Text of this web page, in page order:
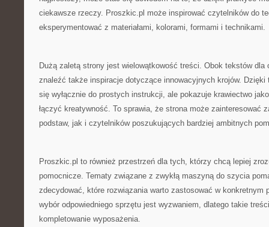
ciekawsze rzeczy. Proszkic.pl może inspirować czytelników do
eksperymentować z materiałami, kolorami, formami i technikami.
Dużą zaletą strony jest wielowątkowość treści. Obok tekstów
znaleźć także inspiracje dotyczące innowacyjnych krojów. Dzięki
się wyłącznie do prostych instrukcji, ale pokazuje krawiectwo
łączyć kreatywność. To sprawia, że strona może zainteresować
podstaw, jak i czytelników poszukujących bardziej ambitnych
Proszkic.pl to również przestrzeń dla tych, którzy chcą lepiej
pomocnicze. Tematy związane z zwykłą maszyną do szycia
zdecydować, które rozwiązania warto zastosować w konkretnym
wybór odpowiedniego sprzętu jest wyzwaniem, dlatego takie
kompletowanie wyposażenia.